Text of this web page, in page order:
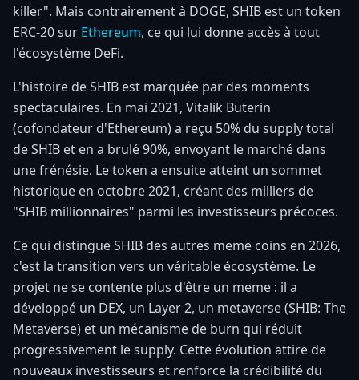
killer". Mais contrairement à DOGE, SHIB est un token
ERC-20 sur Ethereum, ce qui lui donne accès à tout
l'écosystème DeFi.
L'histoire de SHIB est marquée par des moments
spectaculaires. En mai 2021, Vitalik Buterin
(cofondateur d'Ethereum) a reçu 50% du supply total
de SHIB et en a brulé 90%, envoyant le marché dans
une frénésie. Le token a ensuite atteint un sommet
historique en octobre 2021, créant des milliers de
"SHIB millionnaires" parmi les investisseurs précoces.
Ce qui distingue SHIB des autres meme coins en 2026,
c'est la transition vers un véritable écosystème. Le
projet ne se contente plus d'être un meme : il a
développé un DEX, un Layer 2, un metaverse (SHIB: The
Metaverse) et un mécanisme de burn qui réduit
progressivement le supply. Cette évolution attire de
nouveaux investisseurs et renforce la crédibilité du